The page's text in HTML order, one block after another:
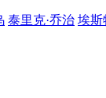
泰里克·乔治 埃斯